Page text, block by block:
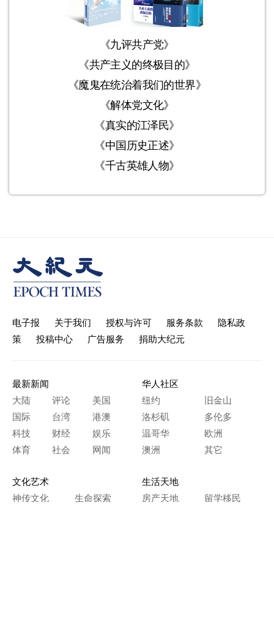
《九评共产党》
《共产主义的终极目的》
《魔鬼在统治着我们的世界》
《解体党文化》
《真实的江泽民》
《中国历史正述》
《千古英雄人物》
电子报 关于我们 授权与许可 服务条款
隐私政
策
投稿中心 广告服务 捐助大纪元
最新新闻
大陆
评论
美国
国际
台湾
港澳
科技
财经
娱乐
体育
社会 网闻
华人社区
纽约
旧金山
洛杉矶
多伦多
温哥华
欧洲
澳洲
其它
文化艺术
神传文化
生命探索
生活天地
房产天地
留学移民